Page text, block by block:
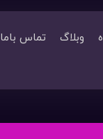
وبلاگ تماس باما